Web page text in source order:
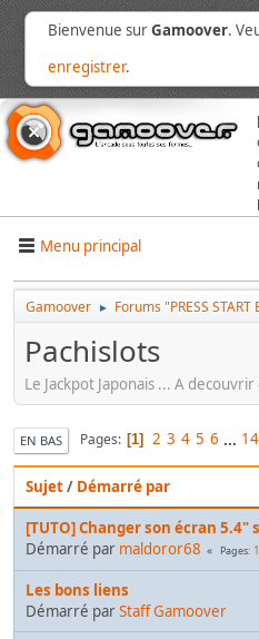
Bienvenue surGamoover.
enregistrer.
Menu principal
Gamoover ► Forums "PRESS START
Pachislots
Le Jackpot Japonais ... A
EN BAS Pages 1 2 3 4 5 6 ... 14
Sujet/ Démarré par
[TUTO] Changer son écran 5.4"
Démarré par maldoror68 Pages 1
Les bons liens
Démarré parStaff Gamoover